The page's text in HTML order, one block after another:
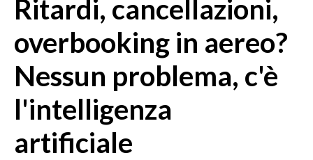
MEDIO CAMPIDANO
ORISTANO E PROVINCIA
SASSARI E PROVINCIA
GALLURA
NUORO E PROVINCIA
OGLIASTRA
AGENDA
Ritardi, cancellazioni,
overbooking in aereo?
Nessun problema, c'è
l'intelligenza
artificiale